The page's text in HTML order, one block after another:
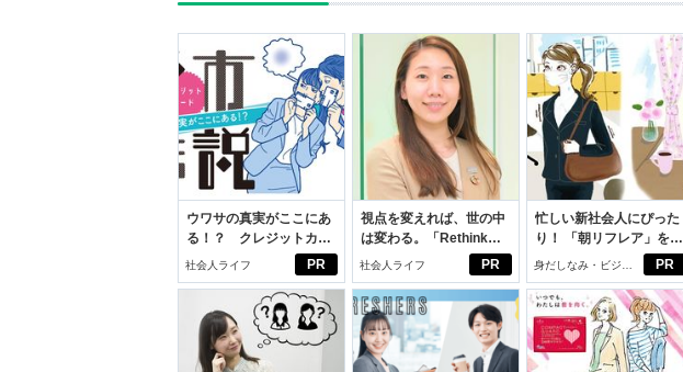
PR
ウワサの真実がここにあ
る！？ クレジットカー
ドの都市伝説
社会人ライフ PR
視点を変えれば、世の中
は変わる。「Rethink
PROJECT」がつたえた
社会人ライフ PR
忙しい新社会人にぴった
り！ 「朝リフレア」をは
じめよう。しっかりニオ
イケアして24時間快適。
身だしなみ・ビジネ
スアイテム